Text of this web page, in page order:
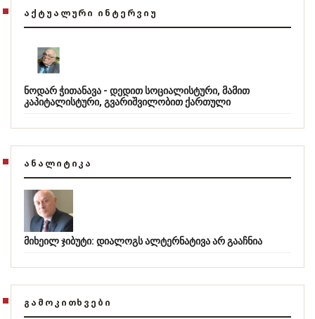
ᲐᲥᲢᲣᲐᲚᲣᲠᲘ ᲘᲜᲢᲔᲠᲕᲘᲣ
ნოდარ ჭითანავა - დედით სოციალისტური, მამით
კაპიტალისტური, გვარიშვილობით ქართული
ᲐᲜᲐᲚᲘᲢᲘᲙᲐ
მიხეილ ჯიბუტი: დიალოგს ალტერნატივა არ გააჩნია
ᲒᲐᲛᲝᲙᲘᲗᲮᲕᲔᲑᲘ